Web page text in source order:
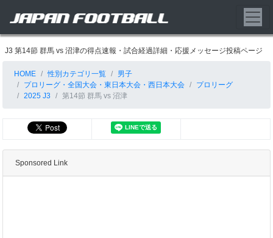
J3 第14節 群馬 vs 沼津の得点速報・試合経過詳細・応援メッセージ投稿ページ
HOME 性別カテゴリ一覧
男子
プロリーグ・全国大会・東日本大会・西日本大会
プロリーグ
2025 J3
第14節 群馬 vs 沼津
Sponsored Link